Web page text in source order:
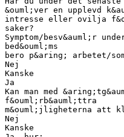
&ouml;ver en upplevd
intresse eller ovilja
saker?
Symptom/besv&auml;r
bed&ouml;ms
bero p&aring; arbetet/
Nej
Kanske
Ja
Kan man med
f&ouml;rb&auml;ttra
m&ouml;jligheterna att
Nej
Kanske